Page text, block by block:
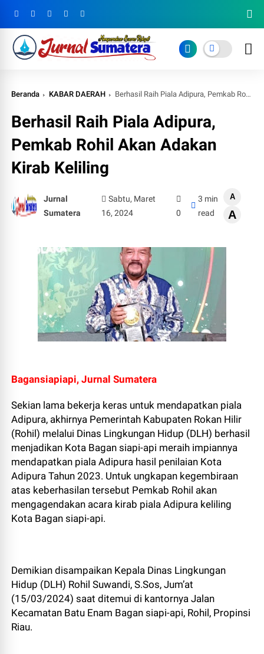
Beranda KABAR DAERAH Berhasil Raih Piala Adipura, Pemkab Rohil Akan Adakan Kirab Keliling
Berhasil Raih Piala Adipura,
Pemkab Rohil Akan Adakan
Kirab Keliling
Jurnal
Sumatera
Sabtu, Maret
16, 2024
0
3 min
read
A
A
Bagansiapiapi, Jurnal Sumatera
Sekian lama bekerja keras untuk mendapatkan piala
Adipura, akhirnya Pemerintah Kabupaten Rokan Hilir
(Rohil) melalui Dinas Lingkungan Hidup (DLH) berhasil
menjadikan Kota Bagan siapi-api meraih impiannya
mendapatkan piala Adipura hasil penilaian Kota
Adipura Tahun 2023. Untuk ungkapan kegembiraan
atas keberhasilan tersebut Pemkab Rohil akan
mengagendakan acara kirab piala Adipura keliling
Kota Bagan siapi-api.
Demikian disampaikan Kepala Dinas Lingkungan
Hidup (DLH) Rohil Suwandi, S.Sos, Jum’at
(15/03/2024) saat ditemui di kantornya Jalan
Kecamatan Batu Enam Bagan siapi-api, Rohil, Propinsi
Riau.